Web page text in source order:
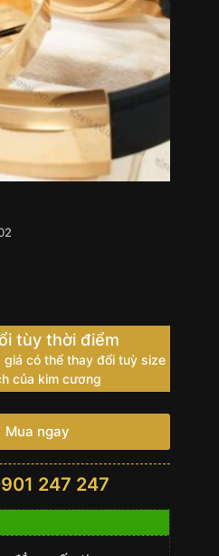
tùy thời điểm
có thể thay đổi tuỳ size
của kim cương
Mua ngay
247 247